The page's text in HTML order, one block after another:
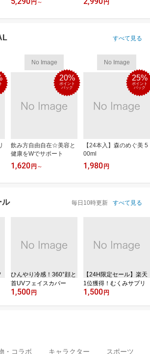
円 ～ 円
すべて見る
No Image
20%
ポイント
バック
飲み方自由自在☆美容と
健康をWでサポート
1,620 円 ～
No Image
25%
ポイント
バック
【24本入】森のめぐ美 5
00ml
1,980 円
ル 毎日10時更新 すべて見る
ひんやり冷感！360°顔と
首UVフェイスカバー
1,500 円
【24H限定セール】楽天
1位獲得！むくみサプリ
1,500 円
・コラボ キャラクター スポーツ